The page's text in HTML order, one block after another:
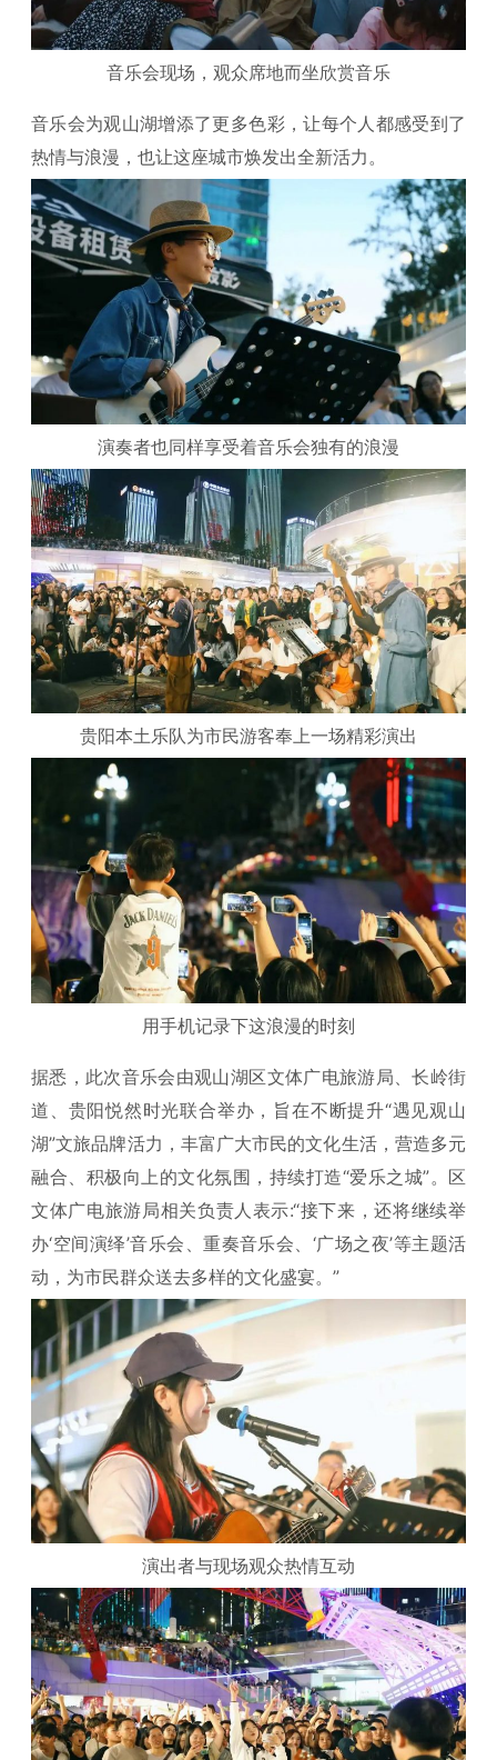
音乐会现场，观众席地而坐欣赏音乐
音乐会为观山湖增添了更多色彩，让每个人都感受到了
热情与浪漫，也让这座城市焕发出全新活力。
演奏者也同样享受着音乐会独有的浪漫
贵阳本土乐队为市民游客奉上一场精彩演出
用手机记录下这浪漫的时刻
据悉，此次音乐会由观山湖区文体广电旅游局、长岭街
道、贵阳悦然时光联合举办，旨在不断提升“遇见观山
湖”文旅品牌活力，丰富广大市民的文化生活，营造多元
融合、积极向上的文化氛围，持续打造“爱乐之城”。区
文体广电旅游局相关负责人表示:“接下来，还将继续举
办‘空间演绎’音乐会、重奏音乐会、‘广场之夜’等主题活
动，为市民群众送去多样的文化盛宴。”
演出者与现场观众热情互动